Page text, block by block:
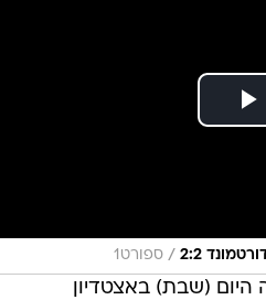
היום (שבת) באצטדיון
אירחו את ותיקי
צדקה מרגש. על הדשא